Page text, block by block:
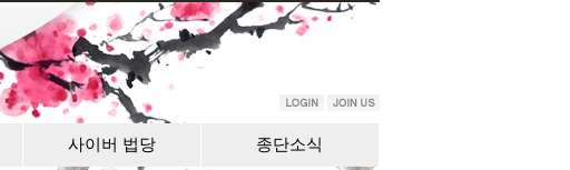
사이버 법당 종단소식